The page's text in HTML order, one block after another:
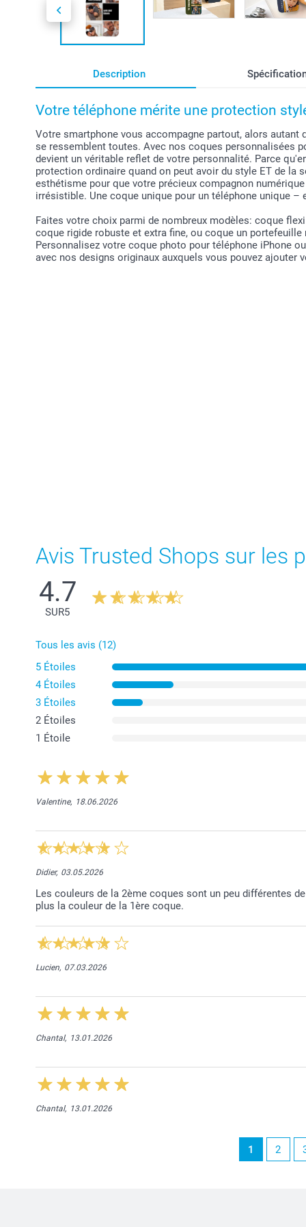
Description
Votre téléphone mérite une protection
Votre smartphone vous accompagne partout, alors
se ressemblent toutes. Avec nos coques personnalisées
devient un véritable reflet de votre personnalité. Parce
protection ordinaire quand on peut avoir du style ET de la
esthétisme pour que votre précieux compagnon
irrésistible. Une coque unique pour un téléphone unique –
Faites votre choix parmi de nombreux modèles: coque
coque rigide robuste et extra fine, ou coque un
Personnalisez votre coque photo pour téléphone iPhone
avec nos designs originaux auxquels vous pouvez ajouter
Avis Trusted Shops sur les
4.7
SUR5
Tous les avis (12)
5 Étoiles
4 Étoiles
3 Étoiles
2 Étoiles
1 Étoile
Valentine, 18.06.2026
Didier, 03.05.2026
Les couleurs de la 2ème coques sont un peu différentes
plus la couleur de la 1ère coque.
Lucien, 07.03.2026
Chantal, 13.01.2026
Chantal, 13.01.2026
1 2